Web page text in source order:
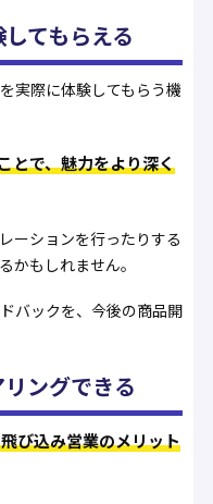
てもらえる
実際に体験してもらう機
とで、魅力をより深く
ーションを行ったりする
かもしれません。
バックを、今後の商品開
ングできる
び込み営業のメリット